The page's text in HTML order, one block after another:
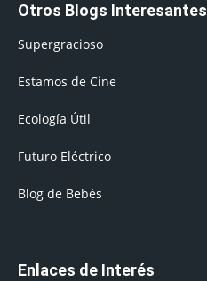
Otros Blogs Interesantes
Supergracioso
Estamos de Cine
Ecología Útil
Futuro Eléctrico
Blog de Bebés
Enlaces de Interés